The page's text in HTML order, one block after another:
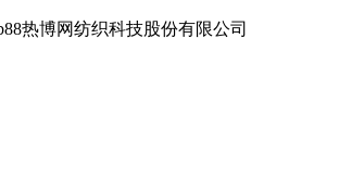
热博网纺织科技股份有限公司